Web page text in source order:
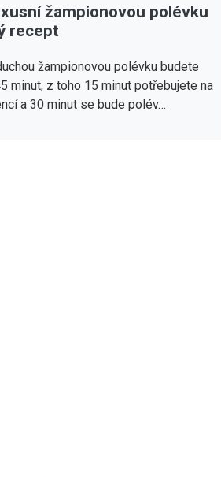
žampionovou polévku
recept
žampionovou polévku budete
minut, z toho 15 minut potřebujete na
a 30 minut se bude polév…